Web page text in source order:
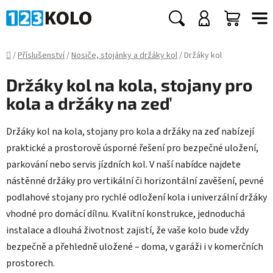
na
Hledat
Domů
/Příslušenství/Nosiče, stojánky a držáky kol/Držáky kol
Držáky kol na kola, stojany pro
kola a držáky na zeď
Držáky kol na kola, stojany pro kola a držáky na zeď nabízejí
praktické a prostorově úsporné řešení pro bezpečné uložení,
parkování nebo servis jízdních kol. V naší nabídce najdete
nástěnné držáky pro vertikální či horizontální zavěšení, pevné
podlahové stojany pro rychlé odložení kola i univerzální držáky
vhodné pro domácí dílnu. Kvalitní konstrukce, jednoduchá
instalace a dlouhá životnost zajistí, že vaše kolo bude vždy
bezpečně a přehledně uložené – doma, v garáži i v komerčních
prostorech.